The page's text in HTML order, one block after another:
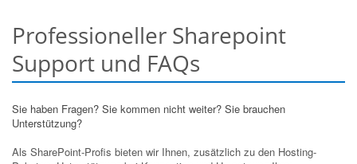
Professioneller Sharepoint
Support und FAQs
Sie haben Fragen? Sie kommen nicht weiter? Sie brauchen
Unterstützung?
Als SharePoint-Profis bieten wir Ihnen, zusätzlich zu den Hosting-